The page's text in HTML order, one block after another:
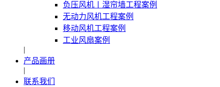
负压风机〡湿帘墙工程案例
无动力风机工程案例
移动风机工程案例
工业风扇案例
|
产品画册
|
联系我们